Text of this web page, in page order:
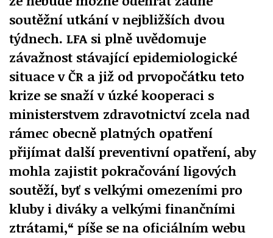
soutěžní utkání v nejbližších dvou
týdnech. LFA si plně uvědomuje
závažnost stávající epidemiologické
situace v ČR a již od prvopočátku teto
krize se snaží v úzké kooperaci s
ministerstvem zdravotnictví zcela nad
rámec obecně platných opatření
přijímat další preventivní opatření, aby
mohla zajistit pokračování ligových
soutěží, byť s velkými omezeními pro
kluby i diváky a velkými finančními
ztrátami,“ píše se na oficiálním webu